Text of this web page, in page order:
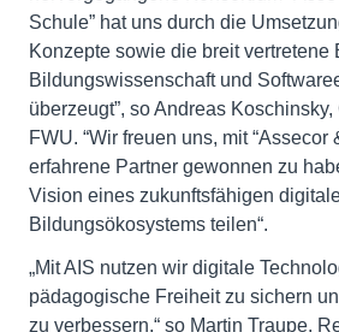
Schule” hat uns durch die
Konzepte sowie die breit vertretene
Bildungswissenschaft und
überzeugt”, so Andreas
FWU. “Wir freuen uns, mit “Assecor
erfahrene Partner gewonnen zu
Vision eines zukunftsfähigen
Bildungsökosystems teilen“.
„Mit AIS nutzen wir digitale
pädagogische Freiheit zu sichern
zu verbessern,“ so Martin Traupe,